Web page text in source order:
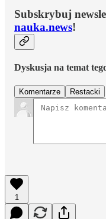
Subskrybuj
nauka.news!
Dyskusja na temat
Komentarze Restacki
1